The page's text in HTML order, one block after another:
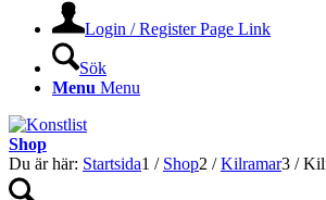
Login / Register Page Link
Sök
Menu Menu
Shop
Du är här: Startsida1 / Shop2 / Kilramar3 /